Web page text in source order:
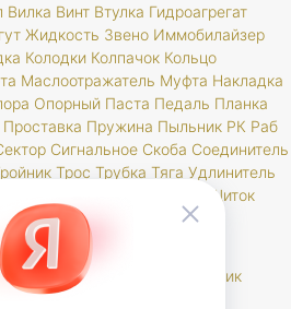
Вилка Винт Втулка Гидроагрегат
Жидкость Звено Иммобилайзер
Колодки Колпачок Кольцо
Маслоотражатель Муфта Накладка
Опорный Паста Педаль Планка
Проставка Пружина Пыльник РК Раб
Сигнальное Скоба Соединитель
Трос Трубка Тяга Удлинитель
Щиток
Гайка Держатель
Золотник